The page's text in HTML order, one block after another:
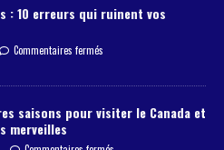
: 10 erreurs qui ruinent vos
Commentaires fermés
saisons pour visiter le Canada et
merveilles